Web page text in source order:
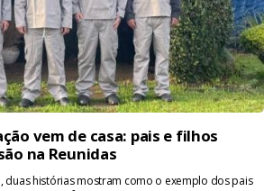
vem de casa: pais e filhos
na Reunidas
duas histórias mostram como o exemplo dos pais